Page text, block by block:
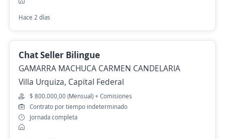
Hace 2 días
Chat Seller Bilingue
GAMARRA MACHUCA CARMEN CANDELARIA
Villa Urquiza, Capital Federal
$ 800.000,00 (Mensual) + Comisiones
Contrato por tiempo indeterminado
Jornada completa